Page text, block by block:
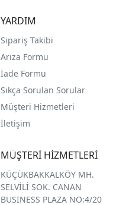
YARDIM
Sipariş Takibi
Arıza Formu
İade Formu
Sıkça Sorulan Sorular
Müşteri Hizmetleri
İletişim
MÜŞTERİ HİZMETLERİ
KÜÇÜKBAKKALKÖY MH.
SELVİLİ SOK. CANAN
BUSINESS PLAZA NO:4/20